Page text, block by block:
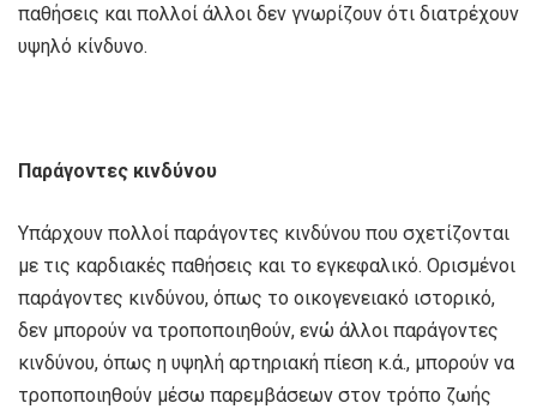
παθήσεις και πολλοί άλλοι δεν γνωρίζουν ότι διατρέχουν
υψηλό κίνδυνο.
Παράγοντες κινδύνου
Υπάρχουν πολλοί παράγοντες κινδύνου που σχετίζονται
με τις καρδιακές παθήσεις και το εγκεφαλικό. Ορισμένοι
παράγοντες κινδύνου, όπως το οικογενειακό ιστορικό,
δεν μπορούν να τροποποιηθούν, ενώ άλλοι παράγοντες
κινδύνου, όπως η υψηλή αρτηριακή πίεση κ.ά., μπορούν να
τροποποιηθούν μέσω παρεμβάσεων στον τρόπο ζωής